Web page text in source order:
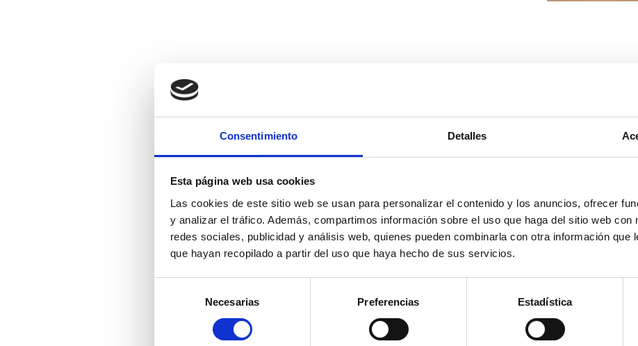
Consentimiento Detalles
Esta página web usa cookies
Las cookies de este sitio web se usan para personalizar el contenido y los anuncios, ofrecer
y analizar el tráfico. Además, compartimos información sobre el uso que haga del sitio web con
redes sociales, publicidad y análisis web, quienes pueden combinarla con otra información que
que hayan recopilado a partir del uso que haya hecho de sus servicios.
consentimiento
Necesarias Preferencias Estadística